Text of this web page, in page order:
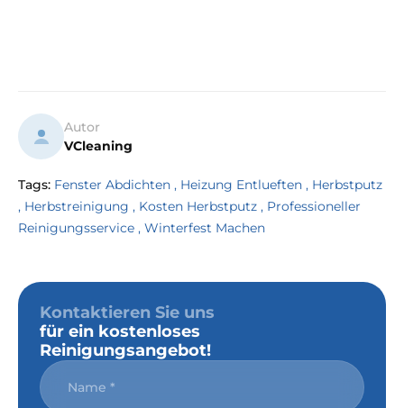
Autor
VCleaning
Tags: Fenster Abdichten , Heizung Entlueften , Herbstputz
, Herbstreinigung , Kosten Herbstputz , Professioneller
Reinigungsservice , Winterfest Machen
Kontaktieren Sie uns
für ein kostenloses
Reinigungsangebot!